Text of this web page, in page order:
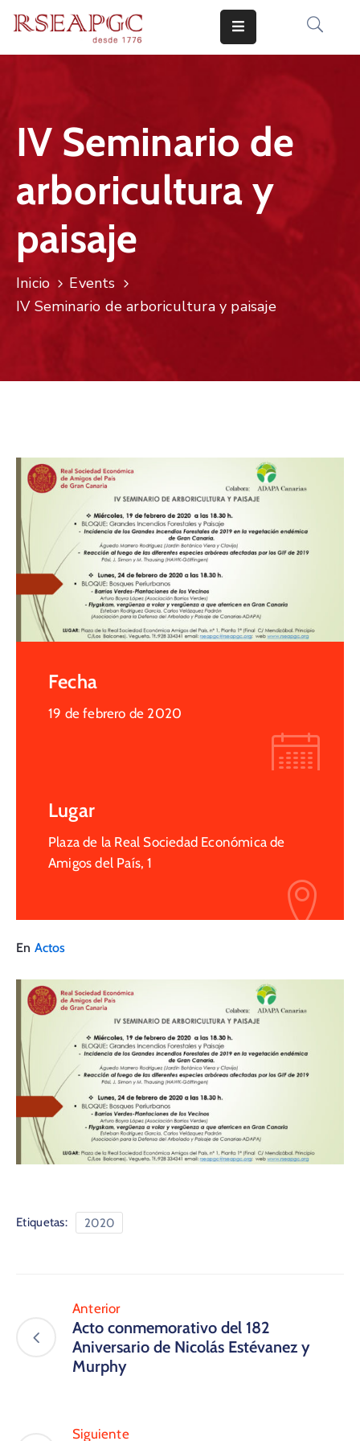
COMUNICADOS
CONOCERNOS
CONTACTO
​IV Seminario de
arboricultura y
paisaje
Inicio
Events
​IV Seminario de arboricultura y paisaje
Fecha
19 de febrero de 2020
Lugar
Plaza de la Real Sociedad Económica de
Amigos del País, 1
En Actos
Etiquetas: 2020
Anterior
​Acto conmemorativo del 182
Aniversario de Nicolás Estévanez y
Murphy
Siguiente